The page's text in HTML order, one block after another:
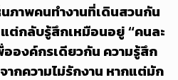
นภาพคนทำงานที่เดินสวนกัน
แต่กลับรู้สึกเหมือนอยู่ “คนละ
อองค์กรเดียวกัน ความรู้สึก
กความไม่รักงาน หากแต่มัก